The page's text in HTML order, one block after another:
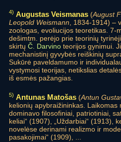
4) Augustas Veismanas (August
Leopold Weismann, 1834-1914) –
zoologas, evoliucijos teoretikas. 7-
dešimtm. perėjo prie teorinių
skirtų Č. Darvino teorijos gynimui.
mechanistinį gyvybės reiškinių
Sukūrė paveldamumo ir
vystymosi teorijas, netikslias
iš esmės pažangias.
5) Antunas Matošas (Antun
kelionių apybraižininkas.
dominavo filosofiniai, patriotiniai,
keliai“ (1907), „Uždarbiai“ (1913),
novelėse derinami realizmo ir
pasakojimai“ (1909), ...